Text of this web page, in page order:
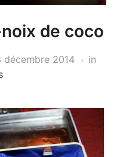
de coco
décembre 2014
in